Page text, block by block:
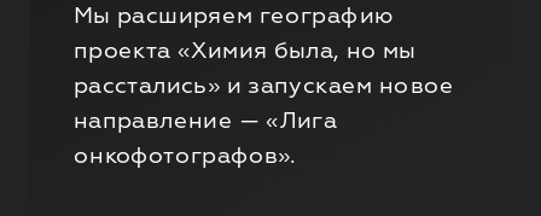
Мы расширяем географию
проекта «Химия была, но мы
расстались» и запускаем новое
направление — «Лига
онкофотографов».